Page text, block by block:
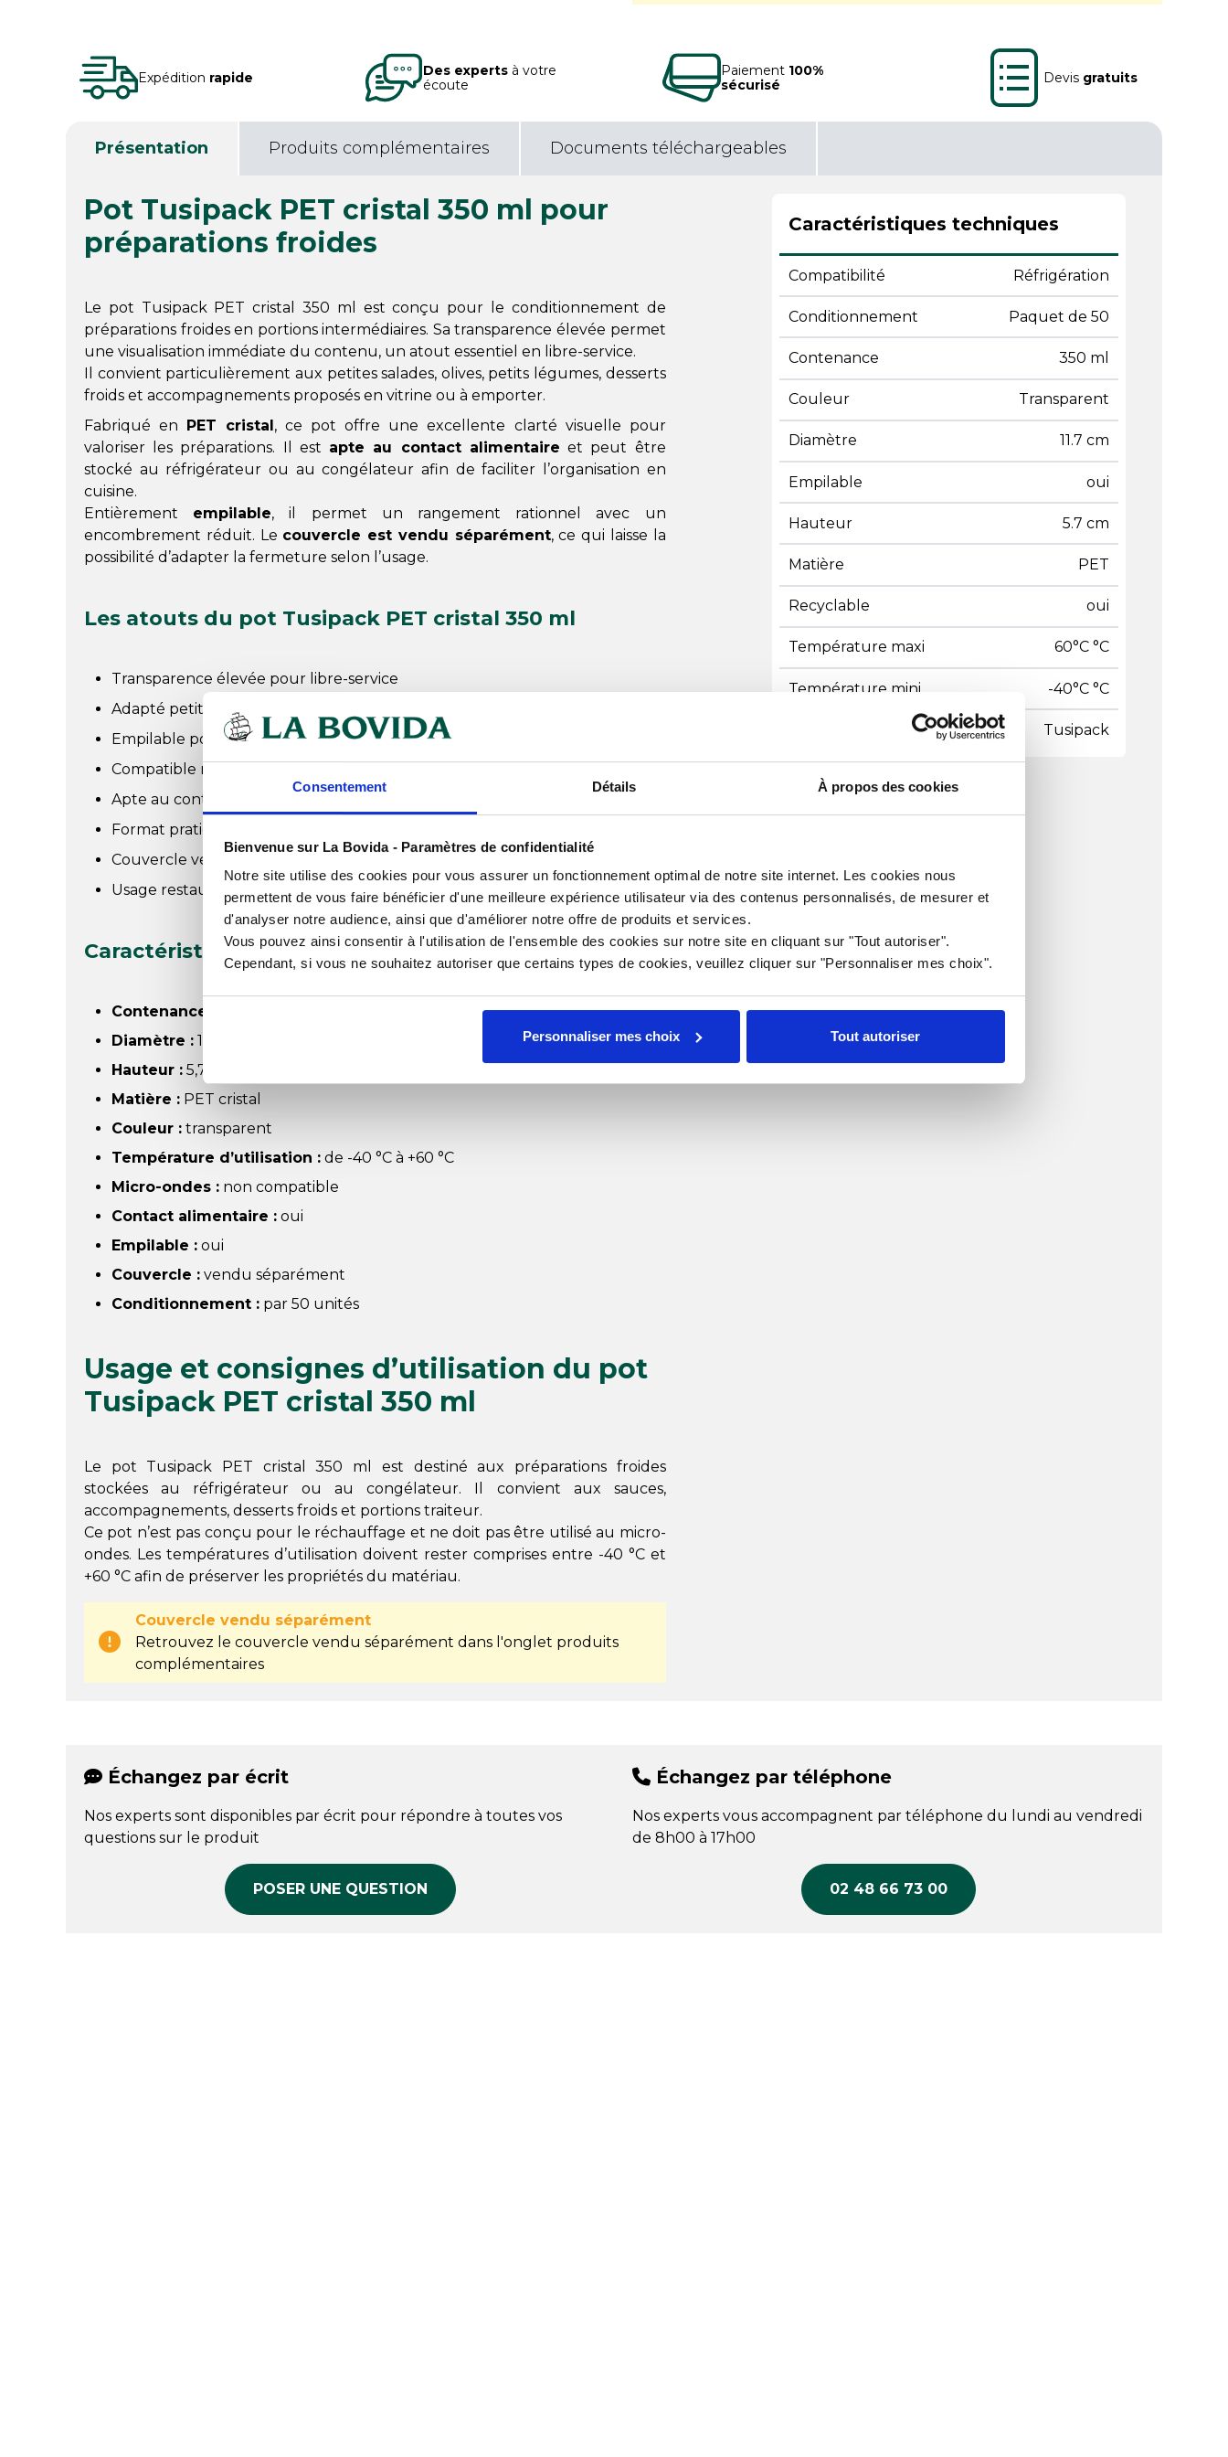
Consentement Détails À propos des cookies
Bienvenue sur La Bovida - Paramètres de confidentialité
Notre site utilise des cookies pour vous assurer un fonctionnement optimal de notre site internet. Les cookies nous
permettent de vous faire bénéficier d'une meilleure expérience utilisateur via des contenus personnalisés, de mesurer et
d'analyser notre audience, ainsi que d'améliorer notre offre de produits et services.
Vous pouvez ainsi consentir à l'utilisation de l'ensemble des cookies sur notre site en cliquant sur "Tout autoriser".
Cependant, si vous ne souhaitez autoriser que certains types de cookies, veuillez cliquer sur "Personnaliser mes choix".
Personnaliser mes choix Tout autoriser
Expédition rapide Des expertsà votre
écoute
Paiement 100%
sécurisé
Devis gratuits
Présentation Produits complémentaires Documents téléchargeables
Pot Tusipack PET cristal 350 ml pour
préparations froides
Le pot Tusipack PET cristal 350 ml est conçu pour le conditionnement de
préparations froides en portions intermédiaires. Sa transparence élevée permet
une visualisation immédiate du contenu, un atout essentiel en libre-service.
Il convient particulièrement aux petites salades, olives, petits légumes, desserts
froids et accompagnements proposés en vitrine ou à emporter.
Fabriqué en PET cristal, ce pot offre une excellente clarté visuelle pour
valoriser les préparations. Il est apte au contact alimentaire et peut être
stocké au réfrigérateur ou au congélateur afin de faciliter l’organisation en
cuisine.
Entièrement empilable, il permet un rangement rationnel avec un
encombrement réduit. Le couvercle est vendu séparément, ce qui laisse la
possibilité d’adapter la fermeture selon l’usage.
Les atouts du pot Tusipack PET cristal 350 ml
Transparence élevée pour libre-service
Adapté petites salades et accompagnements
Empilable pour stockage optimisé
Compatible réfrigération et congélation
Apte au contact alimentaire
Format pratique pour portions individuelles
Couvercle vendu séparément
Usage restauration et collectivités
Caractéristiques du pot Tusipack PET cristal 350 ml
Contenance :
Diamètre : 11,7 cm
Hauteur : 5,7 cm
Matière : PET cristal
Couleur : transparent
Température d’utilisation : de -40 °C à +60 °C
Micro-ondes : non compatible
Contact alimentaire : oui
Empilable : oui
Couvercle : vendu séparément
Conditionnement : par 50 unités
Usage et consignes d’utilisation du pot
Tusipack PET cristal 350 ml
Le pot Tusipack PET cristal 350 ml est destiné aux préparations froides
stockées au réfrigérateur ou au congélateur. Il convient aux sauces,
accompagnements, desserts froids et portions traiteur.
Ce pot n’est pas conçu pour le réchauffage et ne doit pas être utilisé au micro-
ondes. Les températures d’utilisation doivent rester comprises entre -40 °C et
+60 °C afin de préserver les propriétés du matériau.
Couvercle vendu séparément
Retrouvez le couvercle vendu séparément dans l'onglet produits
complémentaires
Caractéristiques techniques
Compatibilité Réfrigération
Conditionnement Paquet de 50
Contenance 350 ml
Couleur Transparent
Diamètre 11.7 cm
Empilable oui
Hauteur 5.7 cm
Matière PET
Recyclable oui
Température maxi 60°C °C
Température mini -40°C °C
Tusipack
Échangez par écrit
Nos experts sont disponibles par écrit pour répondre à toutes vos
questions sur le produit
POSER UNE QUESTION
Échangez par téléphone
Nos experts vous accompagnent par téléphone du lundi au vendredi
de 8h00 à 17h00
02 48 66 73 00